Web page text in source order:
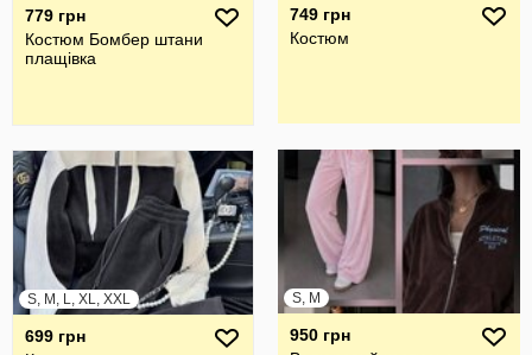
779 грн
Костюм Бомбер штани
плащівка
749 грн
Костюм
S, M, L, XL, XXL
699 грн
S, M
950 грн